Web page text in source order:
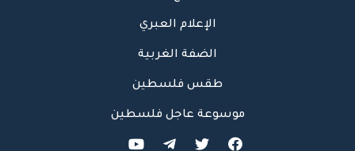
الإعلام العبري
الضفة الغربية
طقس فلسطين
موسوعة عاجل فلسطين